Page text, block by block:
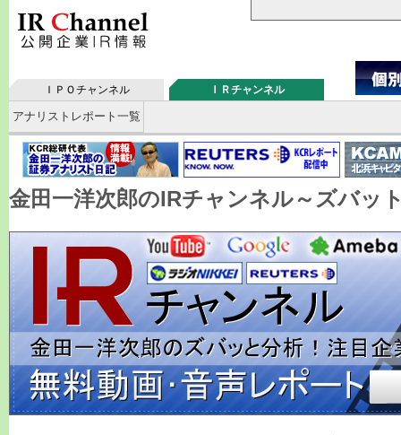
ＩＰＯチャンネル ＩＲチャンネル
アナリストレポート一覧
金田一洋次郎のIRチャンネル～ズバッ